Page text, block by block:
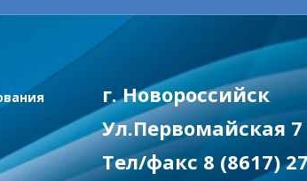
г. Новороссийск
Ул.Первомайская 7
Тел/факс 8 (8617)